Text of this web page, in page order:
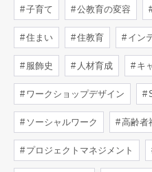
子育て 公教育の変容
住まい 住教育 イン
服飾史 人材育成 キ
ワークショップデザイン
ソーシャルワーク 高齢者
プロジェクトマネジメント